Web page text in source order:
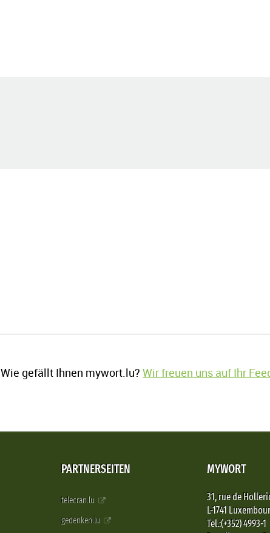
Wie gefällt Ihnen mywort.lu?Wir freuen uns auf Ihr
PARTNERSEITEN
telecran.lu
gedenken.lu
MYWORT
31, rue de
L-1741
Tel.:(+352) 4993-1